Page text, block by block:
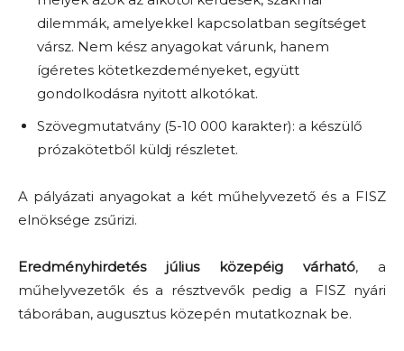
dilemmák, amelyekkel kapcsolatban segítséget
vársz. Nem kész anyagokat várunk, hanem
ígéretes kötetkezdeményeket, együtt
gondolkodásra nyitott alkotókat.
Szövegmutatvány (5-10 000 karakter): a készülő
prózakötetből küldj részletet.
A pályázati anyagokat a két műhelyvezető és a FISZ
elnöksége zsűrizi.
Eredményhirdetés július közepéig várható, a
műhelyvezetők és a résztvevők pedig a FISZ nyári
táborában, augusztus közepén mutatkoznak be.